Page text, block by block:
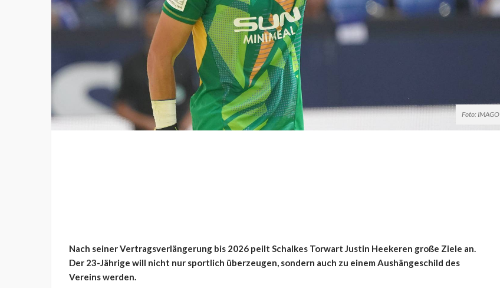
Foto: IMAGO
Nach seiner Vertragsverlängerung bis 2026 peilt Schalkes Torwart Justin Heekeren große Ziele an.
Der 23-Jährige will nicht nur sportlich überzeugen, sondern auch zu einem Aushängeschild des
Vereins werden.